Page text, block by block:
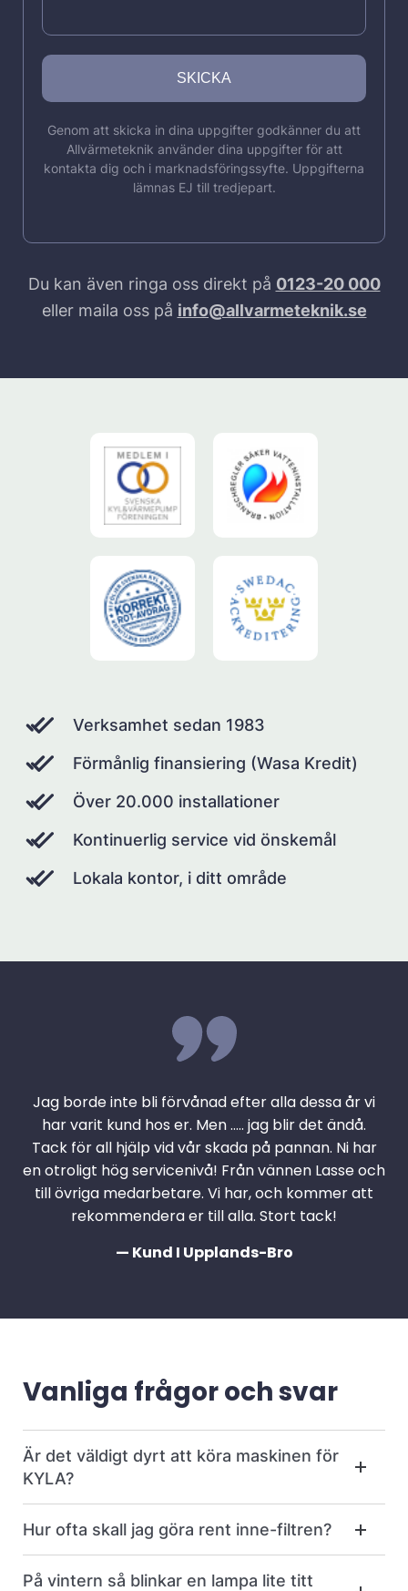
Genom att skicka in dina uppgifter godkänner du att
Allvärmeteknik använder dina uppgifter för att
kontakta dig och i marknadsföringssyfte. Uppgifterna
lämnas EJ till tredjepart.
Du kan även ringa oss direkt på 0123-20 000
eller maila oss på info@allvarmeteknik.se
Verksamhet sedan 1983
Förmånlig finansiering (Wasa Kredit)
Över 20.000 installationer
Kontinuerlig service vid önskemål
Lokala kontor, i ditt område
Jag borde inte bli förvånad efter alla dessa år vi
har varit kund hos er. Men ….. jag blir det ändå.
Tack för all hjälp vid vår skada på pannan. Ni har
en otroligt hög servicenivå! Från vännen Lasse och
till övriga medarbetare. Vi har, och kommer att
rekommendera er till alla. Stort tack!
— Kund I Upplands-Bro
Vanliga frågor och svar
Är det väldigt dyrt att köra maskinen för
KYLA?
Hur ofta skall jag göra rent inne-filtren?
På vintern så blinkar en lampa lite titt